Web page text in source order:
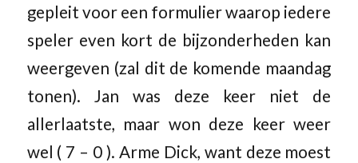
gepleit voor een formulier waarop iedere
speler even kort de bijzonderheden kan
weergeven (zal dit de komende maandag
tonen). Jan was deze keer niet de
allerlaatste, maar won deze keer weer
wel ( 7 – 0 ). Arme Dick, want deze moest